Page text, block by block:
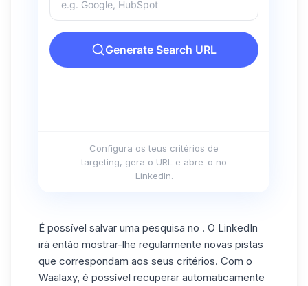
Configura os teus critérios de
targeting, gera o URL e abre-o no
LinkedIn.
É possível salvar uma pesquisa no . O LinkedIn
irá então mostrar-lhe regularmente novas pistas
que correspondam aos seus critérios. Com o
Waalaxy, é possível recuperar automaticamente